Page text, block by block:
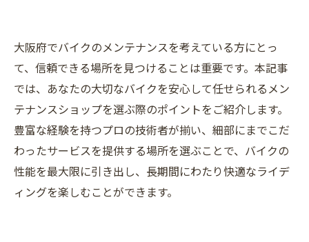
大阪府でバイクのメンテナンスを考えている方にとっ
て、信頼できる場所を見つけることは重要です。本記事
では、あなたの大切なバイクを安心して任せられるメン
テナンスショップを選ぶ際のポイントをご紹介します。
豊富な経験を持つプロの技術者が揃い、細部にまでこだ
わったサービスを提供する場所を選ぶことで、バイクの
性能を最大限に引き出し、長期間にわたり快適なライデ
ィングを楽しむことができます。